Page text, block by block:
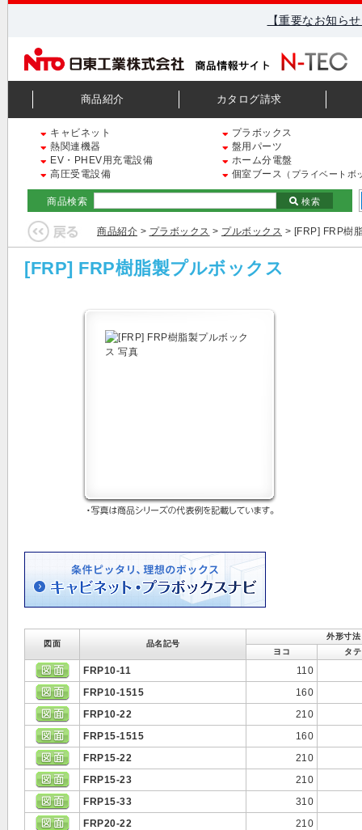
【重要なお知ら
商品紹介 カタログ請求
キャビネット
プラボックス
熱関連機器
盤用パーツ
EV・PHEV用充電設備
ホーム分電盤
高圧受電設備
個室ブース （プライベートボ
商品検索 検索
商品紹介 > プラボックス > プルボックス > [FRP] FRP樹
[FRP] FRP樹脂製プルボックス
図面 品名記号
外形寸
ヨコ
タテ
FRP10-11
110
FRP10-1515
160
FRP10-22
210
FRP15-1515
160
FRP15-22
210
FRP15-23
210
FRP15-33
310
FRP20-22
210